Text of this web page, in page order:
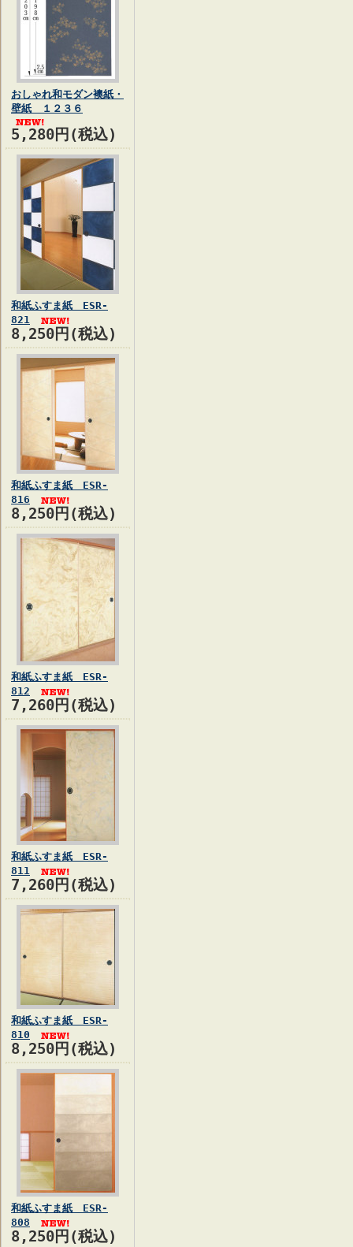
おしゃれ和モダン襖紙・
壁紙 １２３６
5,280円(税込)
和紙ふすま紙 ESR-
821
8,250円(税込)
和紙ふすま紙 ESR-
816
8,250円(税込)
和紙ふすま紙 ESR-
812
7,260円(税込)
和紙ふすま紙 ESR-
811
7,260円(税込)
和紙ふすま紙 ESR-
810
8,250円(税込)
和紙ふすま紙 ESR-
808
8,250円(税込)